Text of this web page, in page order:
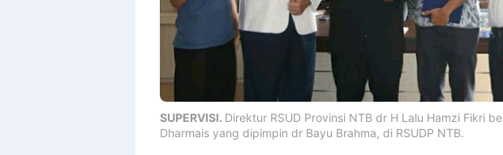
SUPERVISI. Direktur RSUD Provinsi NTB dr H Lalu Hamzi Fikri
Dharmais yang dipimpin dr Bayu Brahma, di RSUDP NTB.